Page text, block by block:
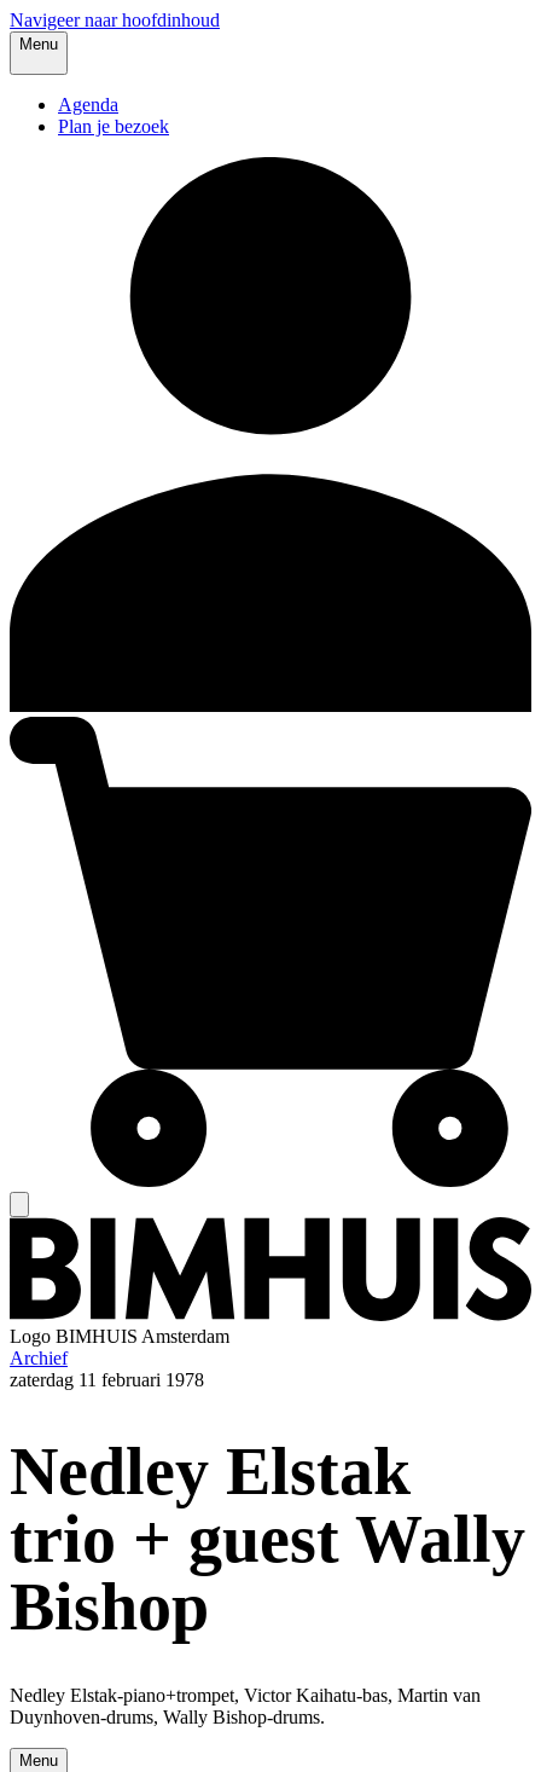
Navigeer naar hoofdinhoud
Menu
Agenda
Plan je bezoek
Logo BIMHUIS Amsterdam
Archief
zaterdag 11 februari 1978
Nedley Elstak
trio + guest Wally
Bishop
Nedley Elstak-piano+trompet, Victor Kaihatu-bas, Martin van
Duynhoven-drums, Wally Bishop-drums.
Menu